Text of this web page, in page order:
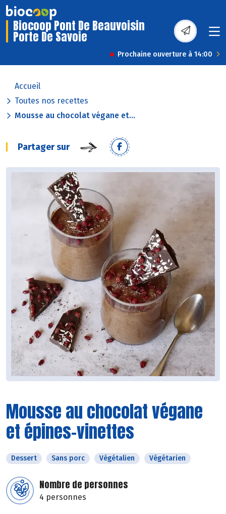
Biocoop Pont De Beauvoisin
Porte De Savoie
Prochaine ouverture à 14:00
Accueil
Toutes nos recettes
Mousse au chocolat végane et...
Partager sur
Mousse au chocolat végane
et épines-vinettes
Dessert Sans porc Végétalien Végétarien
Nombre de personnes
4 personnes